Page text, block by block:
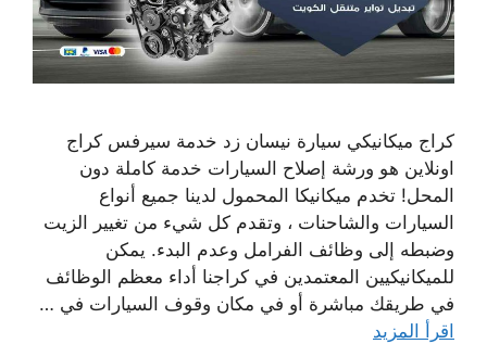
كراج ميكانيكي سيارة نيسان زد خدمة سيرفس كراج
اونلاين هو ورشة إصلاح السيارات خدمة كاملة دون
المحل! تخدم ميكانيكا المحمول لدينا جميع أنواع
السيارات والشاحنات ، وتقدم كل شيء من تغيير الزيت
وضبطه إلى وظائف الفرامل وعدم البدء. يمكن
للميكانيكيين المعتمدين في كراجنا أداء معظم الوظائف
في طريقك مباشرة أو في مكان وقوف السيارات في …
اقرأ المزيد